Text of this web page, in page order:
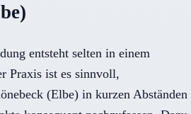
entsteht selten in einem
Praxis ist es sinnvoll,
(Elbe) in kurzen Abständen